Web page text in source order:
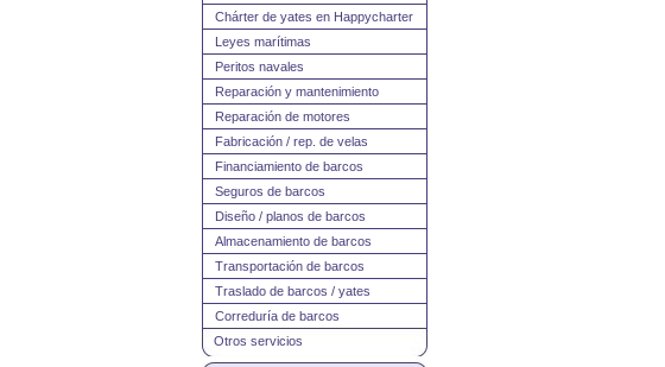
Chárter de yates en Happycharter
Leyes marítimas
Peritos navales
Reparación y mantenimiento
Reparación de motores
Fabricación / rep. de velas
Financiamiento de barcos
Seguros de barcos
Diseño / planos de barcos
Almacenamiento de barcos
Transportación de barcos
Traslado de barcos / yates
Correduría de barcos
Otros servicios